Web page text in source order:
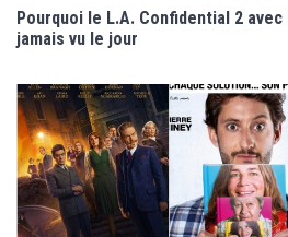
Pourquoi le L.A. Confidential 2 avec
jamais vu le jour